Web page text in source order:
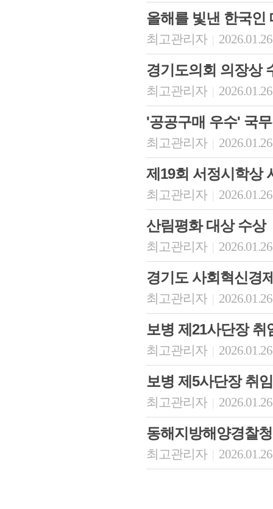
올해를 빛낸 한국인
최고관리자
경기도의회 의장상
최고관리자
'공공구매 우수' 국
최고관리자
제19회 서정시학상
최고관리자
산림평화 대상 수상
최고관리자
경기도 사회혁신경
최고관리자
보병 제21사단장 취
최고관리자
보병 제5사단장 취임
최고관리자
동해지방해양경찰
최고관리자